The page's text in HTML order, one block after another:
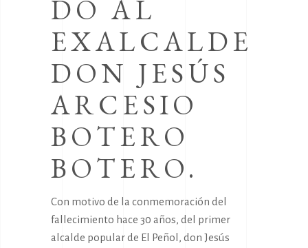
DO AL
EXALCALDE
DON JESÚS
ARCESIO
BOTERO
BOTERO.
Con motivo de la conmemoración del
fallecimiento hace 30 años, del primer
alcalde popular de El Peñol, don Jesús